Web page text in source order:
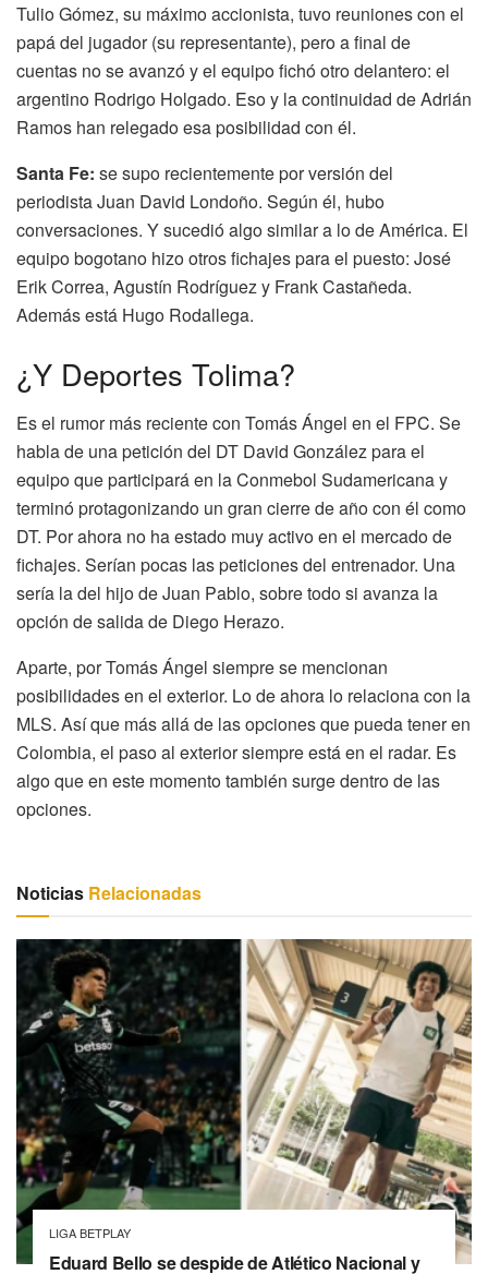
Tulio Gómez, su máximo accionista, tuvo reuniones con el
papá del jugador (su representante), pero a final de
cuentas no se avanzó y el equipo fichó otro delantero: el
argentino Rodrigo Holgado. Eso y la continuidad de Adrián
Ramos han relegado esa posibilidad con él.
Santa Fe: se supo recientemente por versión del
periodista Juan David Londoño. Según él, hubo
conversaciones. Y sucedió algo similar a lo de América. El
equipo bogotano hizo otros fichajes para el puesto: José
Erik Correa, Agustín Rodríguez y Frank Castañeda.
Además está Hugo Rodallega.
¿Y Deportes Tolima?
Es el rumor más reciente con Tomás Ángel en el FPC. Se
habla de una petición del DT David González para el
equipo que participará en la Conmebol Sudamericana y
terminó protagonizando un gran cierre de año con él como
DT. Por ahora no ha estado muy activo en el mercado de
fichajes. Serían pocas las peticiones del entrenador. Una
sería la del hijo de Juan Pablo, sobre todo si avanza la
opción de salida de Diego Herazo.
Aparte, por Tomás Ángel siempre se mencionan
posibilidades en el exterior. Lo de ahora lo relaciona con la
MLS. Así que más allá de las opciones que pueda tener en
Colombia, el paso al exterior siempre está en el radar. Es
algo que en este momento también surge dentro de las
opciones.
Noticias Relacionadas
LIGA BETPLAY
Eduard Bello se despide de Atlético Nacional y